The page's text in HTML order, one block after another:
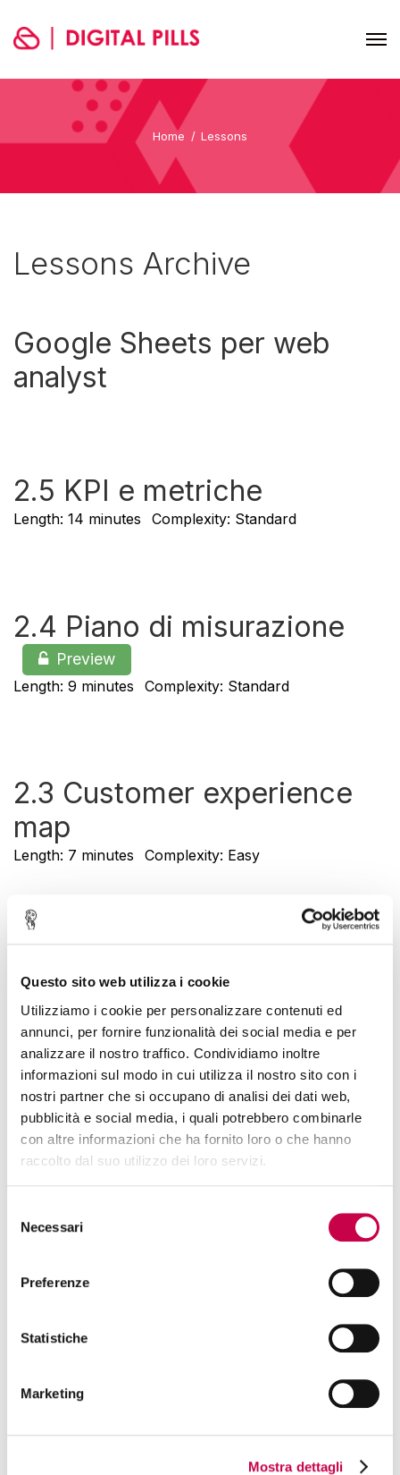
Questo sito web utilizza i cookie
Utilizziamo i cookie per personalizzare contenuti ed
annunci, per fornire funzionalità dei social media e per
analizzare il nostro traffico. Condividiamo inoltre
informazioni sul modo in cui utilizza il nostro sito con i
nostri partner che si occupano di analisi dei dati web,
pubblicità e social media, i quali potrebbero combinarle
con altre informazioni che ha fornito loro o che hanno
raccolto dal suo utilizzo dei loro servizi.
delNecessari
Preferenze
Statistiche
Marketing
Mostra dettagli
Home Lessons
Lessons Archive
Google Sheets per web
analyst
2.5 KPI e metriche
Length: 14 minutes Complexity: Standard
2.4 Piano di misurazione
Preview
Length: 9 minutes Complexity: Standard
2.3 Customer experience
map
Length: 7 minutes Complexity: Easy
Understanding. Le
interviste
Length: 9 minutes Complexity: Easy
2.1 Optimization framework
Webinar google analytics 4
1.4 Come cambia il tracking